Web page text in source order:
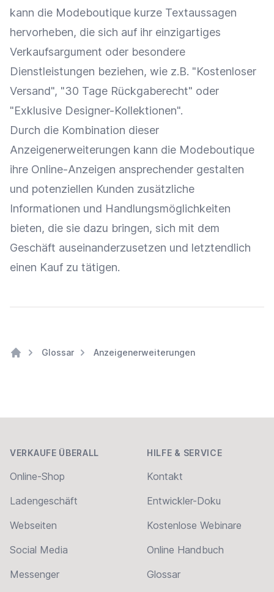
kann die Modeboutique kurze Textaussagen
hervorheben, die sich auf ihr einzigartiges
Verkaufsargument oder besondere
Dienstleistungen beziehen, wie z.B. "Kostenloser
Versand", "30 Tage Rückgaberecht" oder
"Exklusive Designer-Kollektionen".
Durch die Kombination dieser
Anzeigenerweiterungen kann die Modeboutique
ihre Online-Anzeigen ansprechender gestalten
und potenziellen Kunden zusätzliche
Informationen und Handlungsmöglichkeiten
bieten, die sie dazu bringen, sich mit dem
Geschäft auseinanderzusetzen und letztendlich
einen Kauf zu tätigen.
Glossar Anzeigenerweiterungen
VERKAUFE ÜBERALL
Online-Shop
Ladengeschäft
Webseiten
Social Media
Messenger
HILFE & SERVICE
Kontakt
Entwickler-Doku
Kostenlose Webinare
Online Handbuch
Glossar